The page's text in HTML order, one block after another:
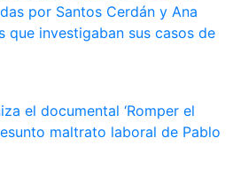
por Santos Cerdán y Ana
que investigaban sus casos de
el documental ‘Romper el
maltrato laboral de Pablo